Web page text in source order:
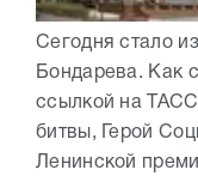
Сегодня стало
Бондарева. Как
ссылкой на
битвы, Герой
Ленинской